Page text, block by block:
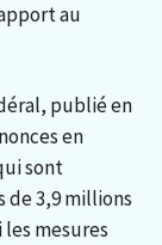
au
publié en
en
sont
de 3,9 millions
les mesures